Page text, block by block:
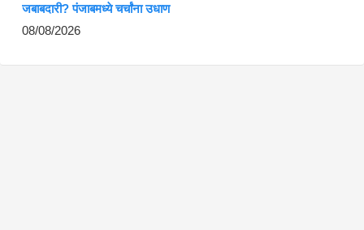
जबाबदारी? पंजाबमध्ये चर्चांना उधाण
08/08/2026